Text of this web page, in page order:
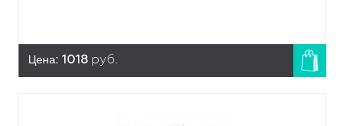
Цена: 1018 руб.